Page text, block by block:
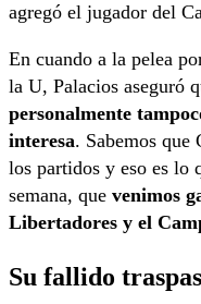
agregó el jugador del
En cuando a la pelea
la U, Palacios aseguró
personalmente
interesa. Sabemos que
los partidos y eso es lo
semana, que venimos
Libertadores y el
Su fallido